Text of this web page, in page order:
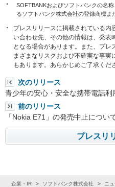
*
SOFTBANKおよびソフトバンクの名
るソフトバンク株式会社の登録商標ま
プレスリリースに掲載されている内
い合わせ先、その他の情報は、発表
となる場合があります。また、プレ
まざまなリスクおよび不確実な事
もあります。あらかじめご了承くだ
次のリリース
青少年の安心・安全な携帯電話
前のリリース
「Nokia E71」の発売中止につい
プレスリ
企業・IR ソフトバンク株式会社 ニ